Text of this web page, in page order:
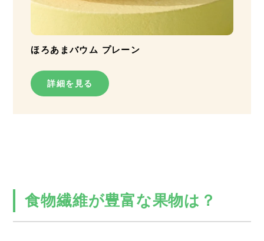
ほろあまバウム プレーン
詳細を見る
食物繊維が豊富な果物は？